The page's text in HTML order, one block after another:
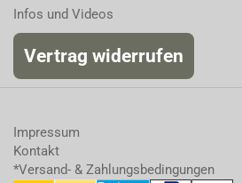
Infos und Videos
Vertrag widerrufen
Impressum
Kontakt
*Versand- & Zahlungsbedingungen